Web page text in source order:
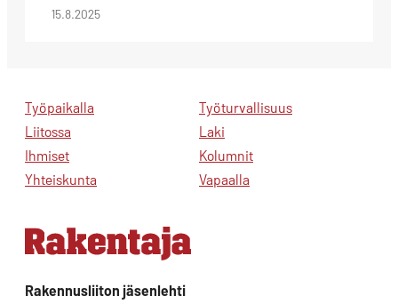
15.8.2025
Työpaikalla
Liitossa
Ihmiset
Yhteiskunta
Työturvallisuus
Laki
Kolumnit
Vapaalla
Rakennusliiton jäsenlehti